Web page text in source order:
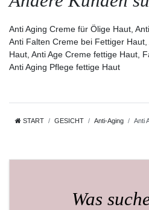
Anti Aging Creme für Ölige Haut,
Anti Falten Creme bei Fettiger
Haut, Anti Age Creme fettige Haut,
Anti Aging Pflege fettige Haut
START GESICHT Anti-Aging Anti
Was